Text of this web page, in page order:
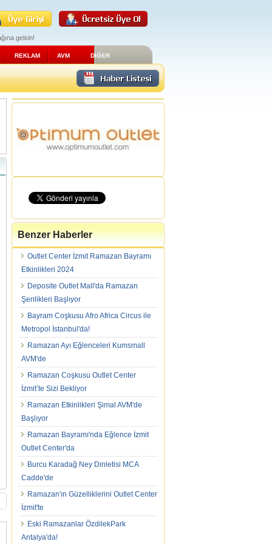
gelsin!
REKLAM AVM DİĞER
Benzer Haberler
Outlet Center İzmit Ramazan Bayramı
Etkinlikleri 2024
Deposite Outlet Mall'da Ramazan
Şenlikleri Başlıyor
Bayram Coşkusu Afro Africa Circus ile
Metropol İstanbul'da!
Ramazan Ayı Eğlenceleri Kumsmall
AVM'de
Ramazan Coşkusu Outlet Center
İzmit’te Sizi Bekliyor
Ramazan Etkinlikleri Şimal AVM'de
Başlıyor
Ramazan Bayramı'nda Eğlence İzmit
Outlet Center'da
Burcu Karadağ Ney Dinletisi MCA
Cadde'de
Ramazan'ın Güzelliklerini Outlet Center
İzmit'te
Eski Ramazanlar ÖzdilekPark
Antalya'da!